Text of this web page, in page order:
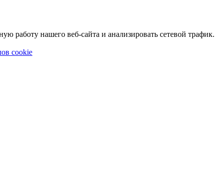
работу нашего веб-сайта и анализировать сетевой трафик.
cookie